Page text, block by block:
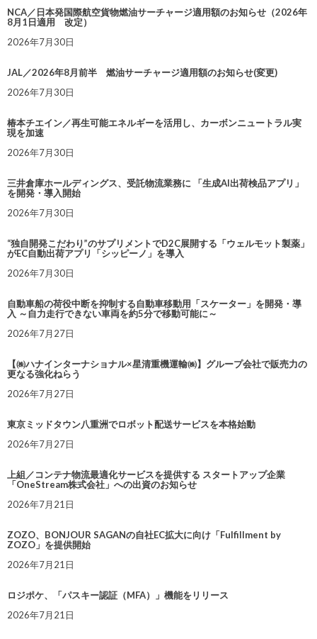
NCA／日本発国際航空貨物燃油サーチャージ適用額のお知らせ（2026年
8月1日適用 改定）
2026年7月30日
JAL／2026年8月前半 燃油サーチャージ適用額のお知らせ(変更)
2026年7月30日
椿本チエイン／再生可能エネルギーを活用し、カーボンニュートラル実
現を加速
2026年7月30日
三井倉庫ホールディングス、受託物流業務に 「生成AI出荷検品アプリ」
を開発・導入開始
2026年7月30日
“独自開発こだわり”のサプリメントでD2C展開する「ウェルモット製薬」
がEC自動出荷アプリ「シッピーノ」を導入
2026年7月30日
自動車船の荷役中断を抑制する自動車移動用「スケーター」を開発・導
入 ～自力走行できない車両を約5分で移動可能に～
2026年7月27日
【㈱ハナインターナショナル×星清重機運輸㈱】グループ会社で販売力の
更なる強化ねらう
2026年7月27日
東京ミッドタウン八重洲でロボット配送サービスを本格始動
2026年7月27日
上組／コンテナ物流最適化サービスを提供する スタートアップ企業
「OneStream株式会社」への出資のお知らせ
2026年7月21日
ZOZO、BONJOUR SAGANの自社EC拡大に向け「Fulfillment by
ZOZO」を提供開始
2026年7月21日
ロジポケ、「パスキー認証（MFA）」機能をリリース
2026年7月21日